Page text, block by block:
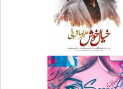
دانلود آهنگ جدید علیرضا
قربانی بنام خیال خوش